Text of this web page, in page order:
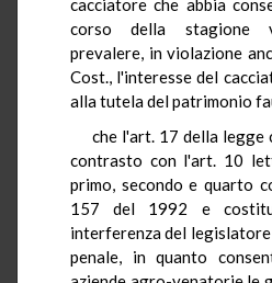
cacciatore che abbia
corso della stagione
prevalere, in violazione
Cost., l'interesse del
alla tutela del patrimonio
che l'art. 17 della legge
contrasto con l'art. 10
primo, secondo e quarto
157 del 1992 e
interferenza del
penale, in quanto